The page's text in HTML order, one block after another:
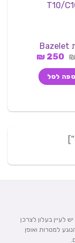
המחיר
262 ₪.
250
₪המחיר
הוא:
250 ₪.
לסל
בעלון לצרכן
למטרות ואופן